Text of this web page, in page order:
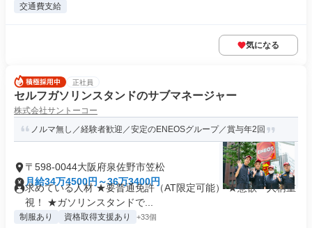
交通費支給
気になる
正社員
セルフガソリンスタンドのサブマネージャー
株式会社サントーコー
ノルマ無し／経験者歓迎／安定のENEOSグループ／賞与年2回
〒598-0044大阪府泉佐野市笠松
月給34万4500円～36万3400円
求めている人材 ★要普通免許（AT限定可能） ★意欲・人柄重
視！ ★ガソリンスタンドで...
制服あり 資格取得支援あり +33個